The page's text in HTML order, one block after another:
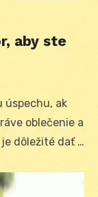
aby ste
úspechu, ak
oblečenie a
dôležité dať …